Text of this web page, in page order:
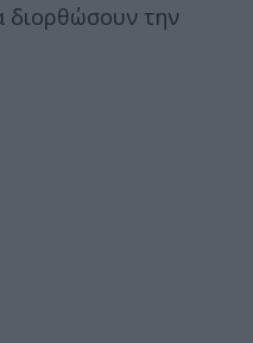
διορθώσουν την